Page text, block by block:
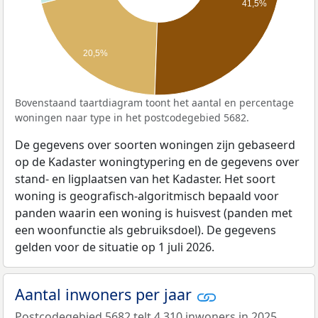
20,5%
41,5%
Bovenstaand taartdiagram toont het aantal en percentage
woningen naar type in het postcodegebied 5682.
De gegevens over soorten woningen zijn gebaseerd
op de Kadaster woningtypering en de gegevens over
stand- en ligplaatsen van het Kadaster. Het soort
woning is geografisch-algoritmisch bepaald voor
panden waarin een woning is huisvest (panden met
een woonfunctie als gebruiksdoel). De gegevens
gelden voor de situatie op 1 juli 2026.
Aantal inwoners per jaar